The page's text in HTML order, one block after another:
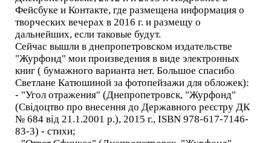
Фейсбуке и Контакте, где размещена информация о
творческих вечерах в 2016 г. и размещу о
дальнейших, если таковые будут.
Сейчас вышли в днепропетровском издательстве
"Журфонд" мои произведения в виде электронных
книг ( бумажного варианта нет. Большое спасибо
Светлане Катюшиной за фотопейзажи для обложек):
- "Угол отражения" (Днепропетровск, "Журфонд"
(Свідоцтво про внесення до Державного реєстру ДК
№ 684 від 21.1.2001 р.), 2015 г., ISBN 978-617-7146-
83-3) - стихи;